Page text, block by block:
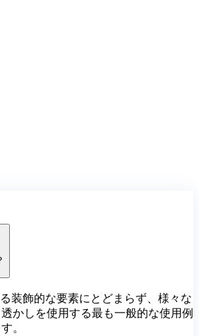
装飾的な要素にとどまらず、様々な
かしを使用する最も一般的な使用例
。